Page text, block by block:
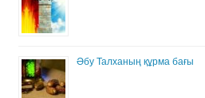
Әбу Талханың құрма бағы